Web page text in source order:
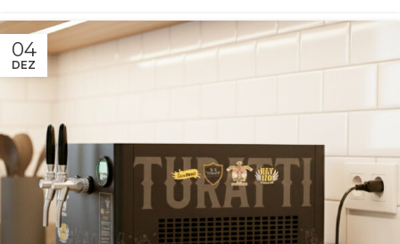
04
DEZ